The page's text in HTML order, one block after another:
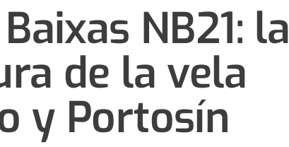
NB21: la
de la vela
y Portosín